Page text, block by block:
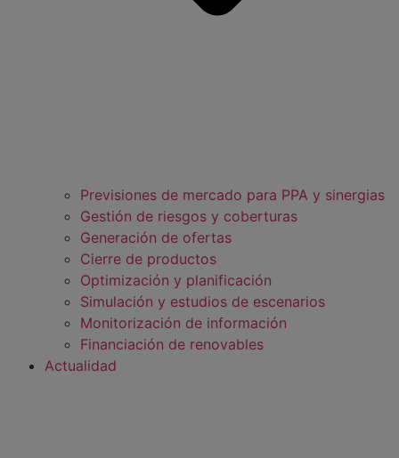
Previsiones de mercado para PPA y sinergias
Gestión de riesgos y coberturas
Generación de ofertas
Cierre de productos
Optimización y planificación
Simulación y estudios de escenarios
Monitorización de información
Financiación de renovables
Actualidad